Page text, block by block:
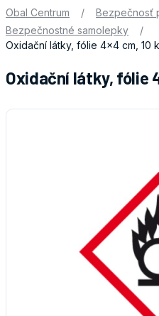
Obal Centrum / Bezpečnosť
Bezpečnostné samolepky
/
Oxidační látky, fólie 4x4 cm, 10
Oxidační látky, fólie